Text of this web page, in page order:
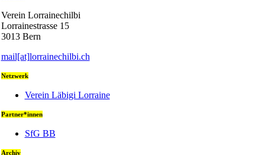
Verein Lorrainechilbi
Lorrainestrasse 15
3013 Bern
mail[at]lorrainechilbi.ch
Netzwerk
Verein Läbigi Lorraine
Partner*innen
SfG BB
Archiv